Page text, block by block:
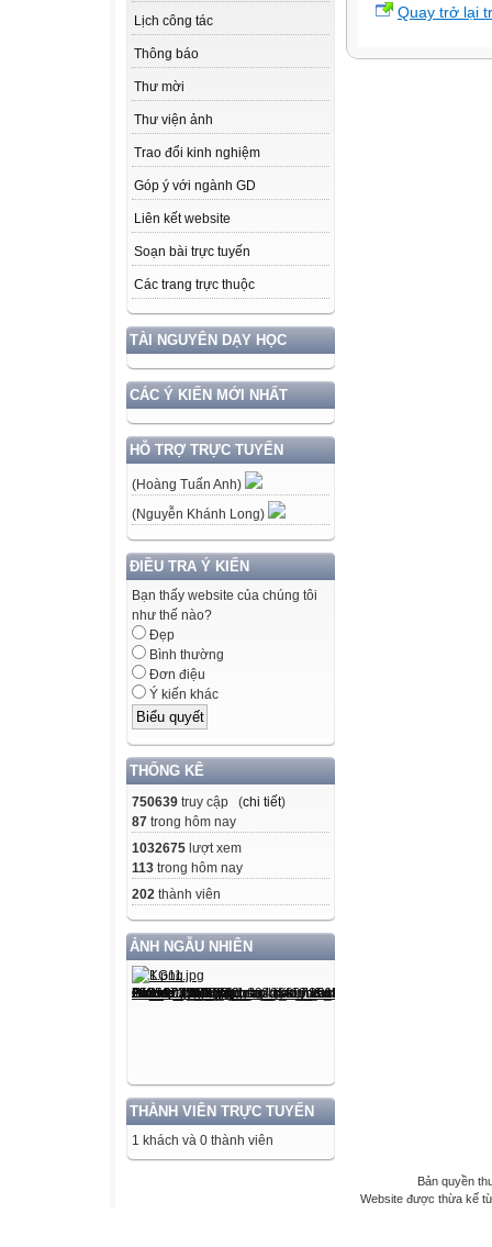
Lịch công tác
Thông báo
Thư mời
Thư viện ảnh
Trao đổi kinh nghiệm
Góp ý với ngành GD
Liên kết website
Soạn bài trực tuyến
Các trang trực thuộc
TÀI NGUYÊN DẠY HỌC
CÁC Ý KIẾN MỚI NHẤT
HỖ TRỢ TRỰC TUYẾN
(Hoàng Tuấn Anh)
(Nguyễn Khánh Long)
ĐIỀU TRA Ý KIẾN
Bạn thấy website của chúng tôi
như thế nào?
Đẹp
Bình thường
Đơn điệu
Ý kiến khác
THỐNG KÊ
750639 truy cập (chi tiết)
87 trong hôm nay
1032675 lượt xem
113 trong hôm nay
202 thành viên
ẢNH NGẪU NHIÊN
THÀNH VIÊN TRỰC TUYẾN
1 khách và 0 thành viên
Quay trở lại
Bản quyền
Website được thừa kế